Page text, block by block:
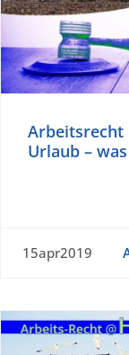
Arbeitsrecht
Urlaub –
15apr2019